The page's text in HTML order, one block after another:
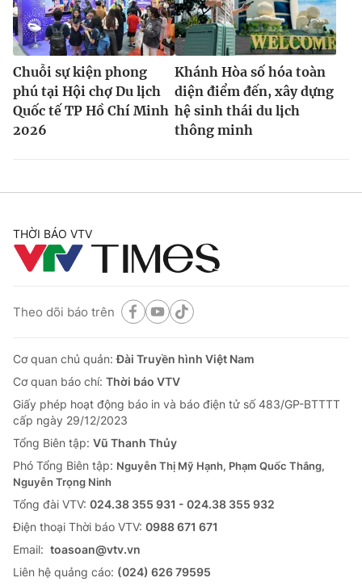
Chuỗi sự kiện phong
phú tại Hội chợ Du lịch
Quốc tế TP Hồ Chí Minh
2026
Khánh Hòa số hóa toàn
diện điểm đến, xây dựng
hệ sinh thái du lịch
thông minh
THỜI BÁO VTV
Theo dõi báo trên
Cơ quan chủ quản:Đài Truyền hình Việt Nam
Cơ quan báo chí: Thời báo VTV
Giấy phép hoạt động báo in và báo điện tử số 483/GP-BTTTT
cấp ngày 29/12/2023
Tổng Biên tập: Vũ Thanh Thủy
Phó Tổng Biên tập: Nguyễn Thị Mỹ Hạnh, Phạm Quốc Thắng,
Nguyễn Trọng Ninh
Tổng đài VTV: 024.38 355 931 - 024.38 355 932
Ðiện thoại Thời báo VTV: 0988 671 671
Email: toasoan@vtv.vn
Liên hệ quảng cáo: (024) 626 79595